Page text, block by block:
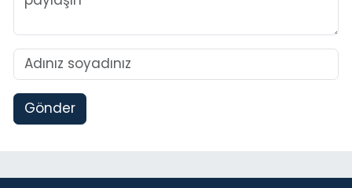
Gönder